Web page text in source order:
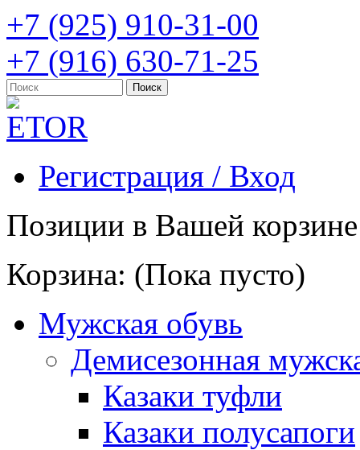
+7 (925) 910-31-00
+7 (916) 630-71-25
Регистрация / Вход
Позиции в Вашей
Корзина: (Пока пусто)
Мужская обувь
Демисезонная
Казаки туфли
Казаки полусапоги